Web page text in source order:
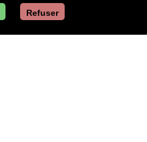
Refuser